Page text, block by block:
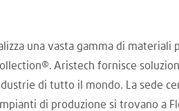
una vasta gamma di
Aristech fornisce
di tutto il mondo. La sede
di produzione si trovano a